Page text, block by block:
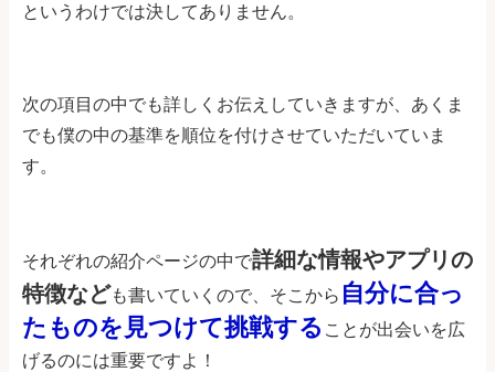
というわけでは決してありません。
次の項目の中でも詳しくお伝えしていきますが、あくま
でも僕の中の基準を順位を付けさせていただいていま
す。
それぞれの紹介ページの中で詳細な情報やアプリの
特徴なども書いていくので、そこから 自分に合っ
たものを見つけて挑戦する ことが出会いを広
げるのには重要ですよ！